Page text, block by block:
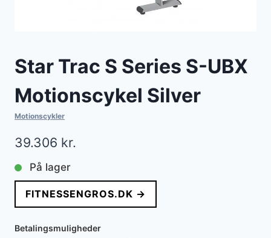
Star Trac S Series S-UBX
Motionscykel Silver
Motionscykler
39.306 kr.
På lager
FITNESSENGROS.DK →
Betalingsmuligheder